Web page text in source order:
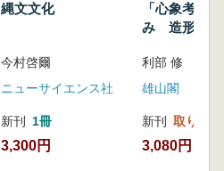
縄文文化
今村啓爾
ニューサイエンス社
新刊 1冊
3,300円
「心象考古
み 造形物の
利部 修 著
雄山閣
新刊 取り寄せ
3,080円